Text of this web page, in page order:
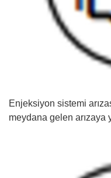
Enjeksiyon sistemi
meydana gelen arızaya